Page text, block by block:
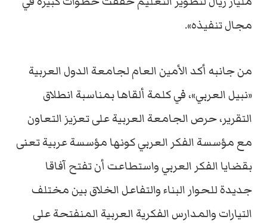
مجال تنفيذه».
من جانبه أكد الأمين العام لجامعة الدول العربية
«نبيل العربي»، في كلمة ألقاها بمناسبة انطلاق
التقرير، حرص الجامعة العربية على تعزيز التعاون
مع مؤسسة الفكر العربي كونها مؤسسة عربية تعنى
بقضايا الفكر العربي واستطاعت أن تفتح آفاقا
جديدة للحوار البناء والتفاعل الخلاق بين مختلف
التيارات والمدارس الفكرية العربية المنفتحة على